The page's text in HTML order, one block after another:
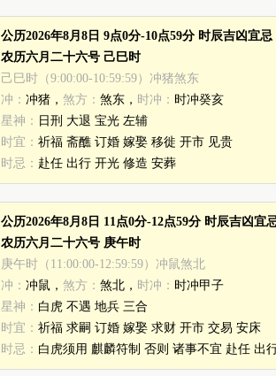
公历2026年8月8日 9点0分-10点59分 时辰吉凶宜忌
农历六月二十六号 己巳时
己巳时（9:00:00-10:59:59）冲猪煞东
冲： 冲猪， 煞方： 煞东， 时冲： 时冲癸亥
星神： 日刑 大退 宝光 左辅
时宜： 祈福 斋醮 订婚 嫁娶 移徙 开市 见贵
时忌： 赴任 出行 开光 修造 安葬
公历2026年8月8日 11点0分-12点59分 时辰吉凶宜
农历六月二十六号 庚午时
庚午时（11:00:00-12:59:59）冲鼠煞北
冲： 冲鼠， 煞方： 煞北， 时冲： 时冲甲子
星神： 白虎 不遇 地兵 三合
时宜： 祈福 求嗣 订婚 嫁娶 求财 开市 交易 安床
时忌： 白虎须用 麒麟符制 否则 诸事不宜 赴任 出